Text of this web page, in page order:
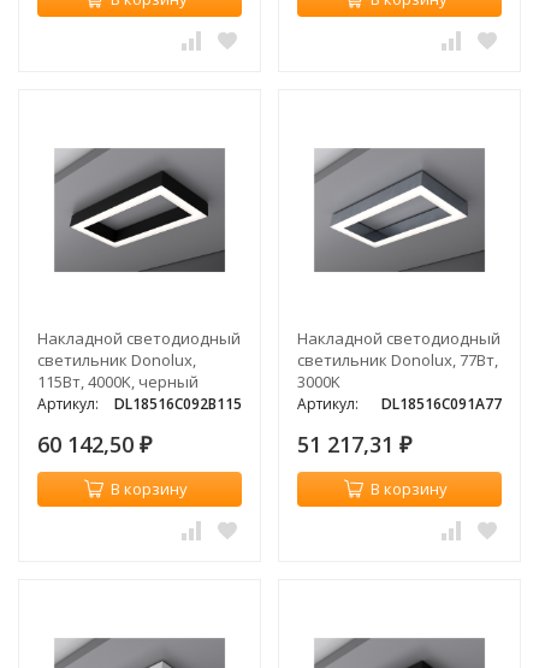
Накладной светодиодный
светильник Donolux,
115Вт, 4000K, черный
Артикул: DL18516C092B115
60 142,50 ₽
В корзину
Накладной светодиодный
светильник Donolux, 77Вт,
3000K
Артикул: DL18516C091A77
51 217,31 ₽
В корзину